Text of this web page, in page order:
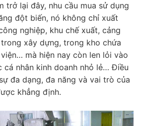
trở lại đây, nhu cầu mua sử dụng
đột biến, nó không chỉ xuất
nghiệp, khu chế xuất, cảng
xây dựng, trong kho chứa
mà hiện nay còn len lỏi vào
cá nhân kinh doanh nhỏ lẻ… Điều
đa dạng, đa năng và vai trò của
khẳng định.